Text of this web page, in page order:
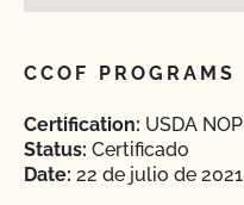
CCOF PROGRAMS
Certification: USDA NOP
Status: Certificado
Date: 22 de julio de 2021